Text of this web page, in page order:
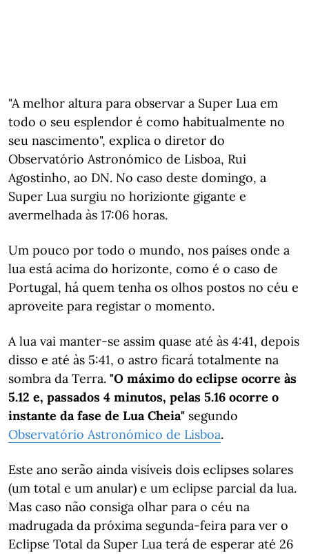
"A melhor altura para observar a Super Lua em
todo o seu esplendor é como habitualmente no
seu nascimento", explica o diretor do
Observatório Astronómico de Lisboa, Rui
Agostinho, ao DN. No caso deste domingo, a
Super Lua surgiu no horizionte gigante e
avermelhada às 17:06 horas.
Um pouco por todo o mundo, nos países onde a
lua está acima do horizonte, como é o caso de
Portugal, há quem tenha os olhos postos no céu e
aproveite para registar o momento.
A lua vai manter-se assim quase até às 4:41, depois
disso e até às 5:41, o astro ficará totalmente na
sombra da Terra. "O máximo do eclipse ocorre às
5.12 e, passados 4 minutos, pelas 5.16 ocorre o
instante da fase de Lua Cheia" segundo
Observatório Astronómico de Lisboa.
Este ano serão ainda visíveis dois eclipses solares
(um total e um anular) e um eclipse parcial da lua.
Mas caso não consiga olhar para o céu na
madrugada da próxima segunda-feira​ para ver o
Eclipse Total da Super Lua terá de esperar até 26